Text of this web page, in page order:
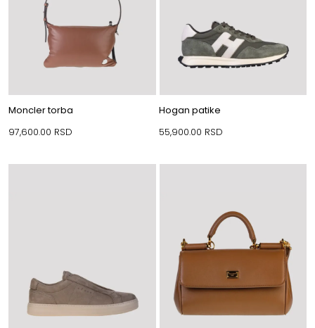
Moncler torba
97,600.00 RSD
Hogan patike
55,900.00 RSD